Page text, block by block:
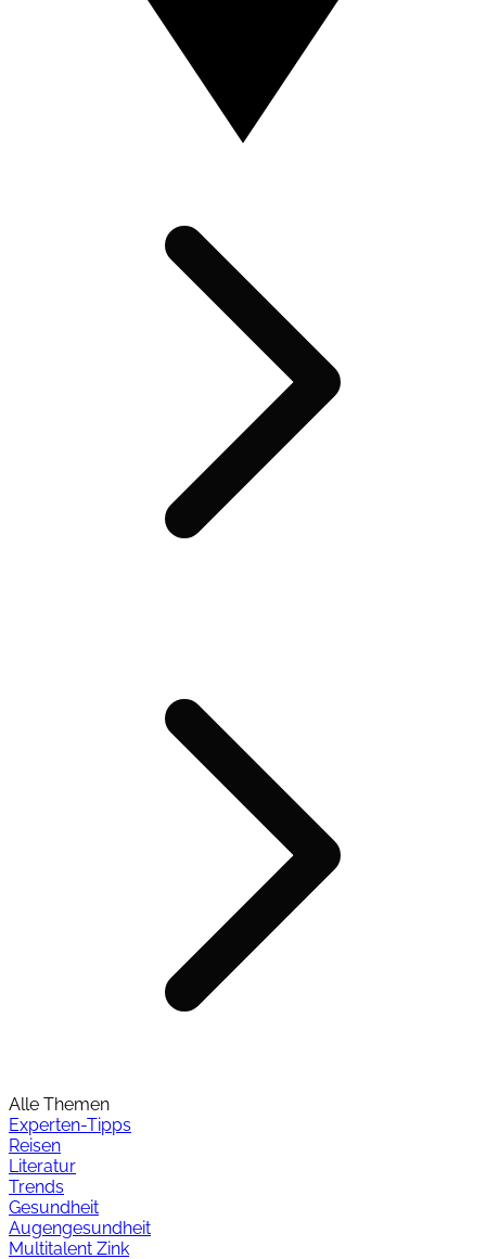
Alle Themen
Experten-Tipps
Reisen
Literatur
Trends
Gesundheit
Augengesundheit
Multitalent Zink